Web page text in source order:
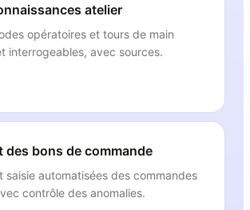
atelier
opératoires et tours de main
interrogeables, avec sources.
des bons de commande
saisie automatisées des commandes
contrôle des anomalies.